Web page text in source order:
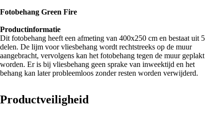
Fotobehang Green Fire
Productinformatie
Dit fotobehang heeft een afmeting van 400x250 cm en bestaat uit 5
delen. De lijm voor vliesbehang wordt rechtstreeks op de muur
aangebracht, vervolgens kan het fotobehang tegen de muur geplakt
worden. Er is bij vliesbehang geen sprake van inweektijd en het
behang kan later probleemloos zonder resten worden verwijderd.
Productveiligheid